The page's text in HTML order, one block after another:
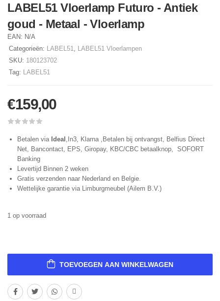
LABEL51 Vloerlamp Futuro - Antiek
goud - Metaal - Vloerlamp
EAN: N/A
Categorieën: LABEL51, LABEL51 Vloerlampen
SKU: 180123702
Tag: LABEL51
€159,00
Betalen via Ideal ,In3, Klarna ,Betalen bij ontvangst, Belfius Direct
Net, Bancontact, EPS, Giropay, KBC/CBC betaalknop, SOFORT
Banking
Levertijd Binnen 2 weken
Gratis verzenden naar Nederland en Belgie.
Wettelijke garantie via Limburgmeubel (Ailem B.V.)
1 op voorraad
TOEVOEGEN AAN WINKELWAGEN